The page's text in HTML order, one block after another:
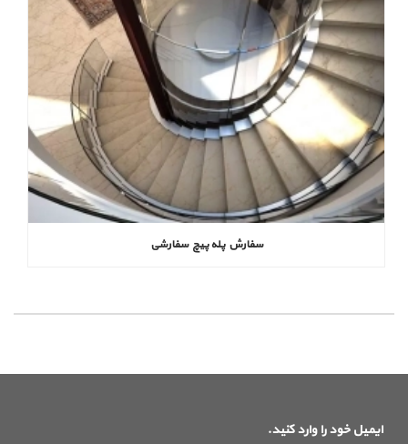
سفارش پله پیچ سفارشی
ایمیل خود را وارد کنید.